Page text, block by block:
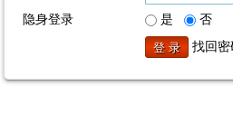
隐身登录
是
否
找回密